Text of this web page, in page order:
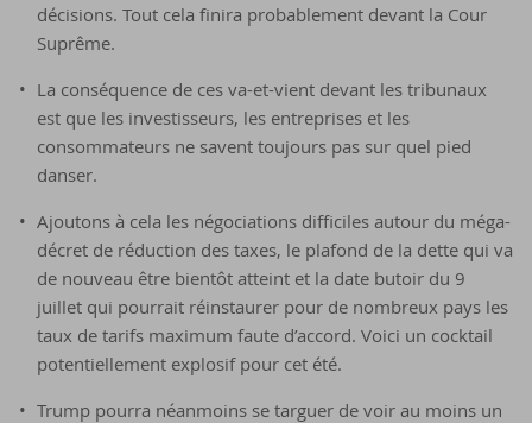
décisions. Tout cela finira probablement devant la Cour
Suprême.
La conséquence de ces va-et-vient devant les tribunaux
est que les investisseurs, les entreprises et les
consommateurs ne savent toujours pas sur quel pied
danser.
Ajoutons à cela les négociations difficiles autour du méga-
décret de réduction des taxes, le plafond de la dette qui va
de nouveau être bientôt atteint et la date butoir du 9
juillet qui pourrait réinstaurer pour de nombreux pays les
taux de tarifs maximum faute d’accord. Voici un cocktail
potentiellement explosif pour cet été.
Trump pourra néanmoins se targuer de voir au moins un